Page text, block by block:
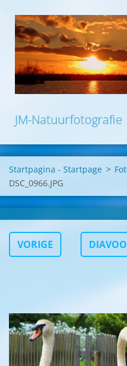
JM-Natuurfotografie
Startpagina - Startpage >
DSC_0966.JPG
VORIGE